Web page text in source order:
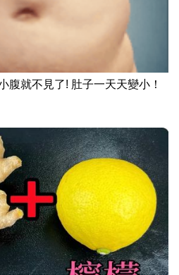
腹就不見了! 肚子一天天變小！